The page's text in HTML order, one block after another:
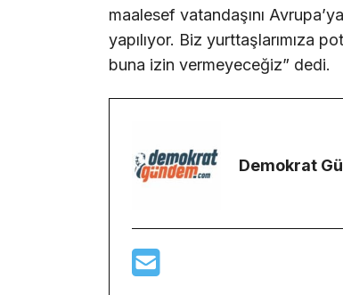
maalesef vatandaşını
yapılıyor. Biz yurttaşlarımıza
buna izin vermeyeceğiz” dedi.
Demokrat